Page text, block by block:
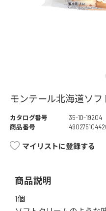
モンテール北海道ソフ
カタログ番号
35-10-19204
商品番号
マイリストに登録する
商品説明
1個